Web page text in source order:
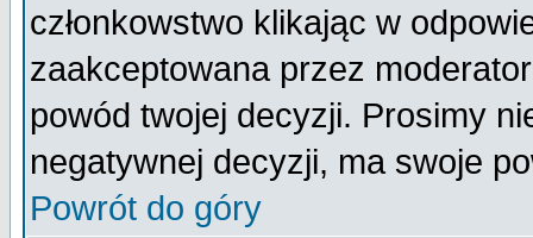
członkowstwo klikając w
zaakceptowana przez
powód twojej decyzji. Prosimy
negatywnej decyzji, ma swoje
Powrót do góry